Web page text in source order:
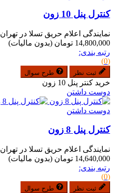
کنترل پنل 10 زون
نمایندگی اعلام حریق تسلا در تهران
14,800,000 تومان
(بدون مالیات)
رتبه بندی:
(0)
ثبت نظر طرح سوال
خرید کنتر پنل 10 زون
دوست داشتن
دوست داشتن
کنترل پنل 8 زون
نمایندگی اعلام حریق تسلا در تهران
14,640,000 تومان
(بدون مالیات)
رتبه بندی:
(0)
ثبت نظر طرح سوال